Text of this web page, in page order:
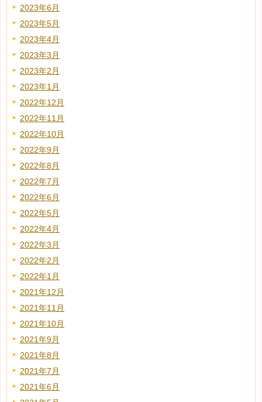
2023年6月
2023年5月
2023年4月
2023年3月
2023年2月
2023年1月
2022年12月
2022年11月
2022年10月
2022年9月
2022年8月
2022年7月
2022年6月
2022年5月
2022年4月
2022年3月
2022年2月
2022年1月
2021年12月
2021年11月
2021年10月
2021年9月
2021年8月
2021年7月
2021年6月